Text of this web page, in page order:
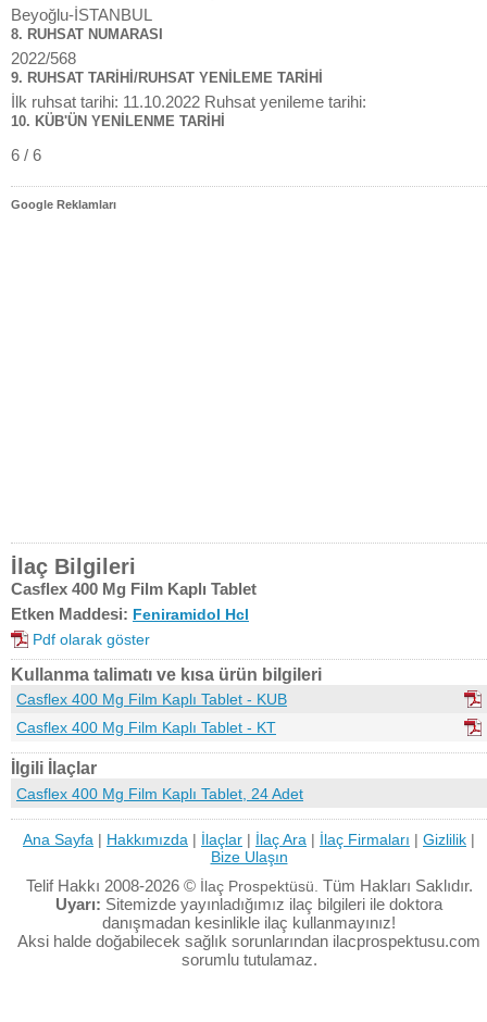
Beyoğlu-İSTANBUL
8. RUHSAT NUMARASI
2022/568
9. RUHSAT TARİHİ/RUHSAT YENİLEME TARİHİ
İlk ruhsat tarihi: 11.10.2022 Ruhsat yenileme tarihi:
10. KÜB'ÜN YENİLENME TARİHİ
6 / 6
Google Reklamları
İlaç Bilgileri
Casflex 400 Mg Film Kaplı Tablet
Etken Maddesi: Feniramidol Hcl
Pdf olarak göster
Kullanma talimatı ve kısa ürün bilgileri
Casflex 400 Mg Film Kaplı Tablet - KUB
Casflex 400 Mg Film Kaplı Tablet - KT
İlgili İlaçlar
Casflex 400 Mg Film Kaplı Tablet, 24 Adet
Ana Sayfa | Hakkımızda | İlaçlar | İlaç Ara | İlaç Firmaları | Gizlilik |
Bize Ulaşın
Telif Hakkı 2008-2026 © İlaç Prospektüsü. Tüm Hakları Saklıdır.
Uyarı: Sitemizde yayınladığımız ilaç bilgileri ile doktora
danışmadan kesinlikle ilaç kullanmayınız!
Aksi halde doğabilecek sağlık sorunlarından ilacprospektusu.com
sorumlu tutulamaz.